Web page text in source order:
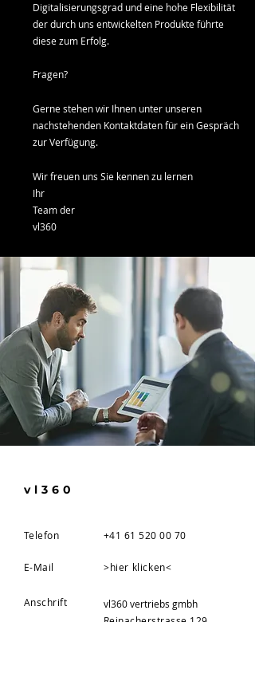
Digitalisierungsgrad und eine hohe Flexibilität
der durch uns entwickelten Produkte führte
diese zum Erfolg.
Fragen?
Gerne stehen wir Ihnen unter unseren
nachstehenden Kontaktdaten für ein Gespräch
zur Verfügung.
Wir freuen uns Sie kennen zu lernen
Ihr
Team der
vl360
vl360
Telefon +41 61 520 00 70
E-Mail >hier klicken<
Anschrift
vl360 vertriebs gmbh
Reinacherstrasse 129